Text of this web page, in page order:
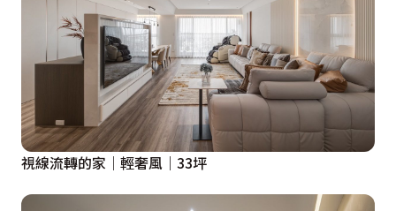
視線流轉的家｜輕奢風｜33坪